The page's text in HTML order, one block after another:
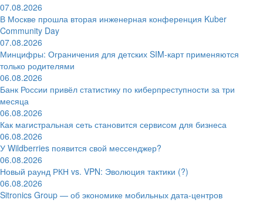
07.08.2026
В Москве прошла вторая инженерная конференция Kuber
Community Day
07.08.2026
Минцифры: Ограничения для детских SIM-карт применяются
только родителями
06.08.2026
Банк России привёл статистику по киберпреступности за три
месяца
06.08.2026
Как магистральная сеть становится сервисом для бизнеса
06.08.2026
У Wildberries появится свой мессенджер?
06.08.2026
Новый раунд РКН vs. VPN: Эволюция тактики (?)
06.08.2026
Sitronics Group — об экономике мобильных дата-центров